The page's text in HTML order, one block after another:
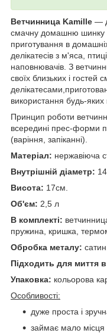
Ветчинница Kamille —
смачну домашню шинку
приготування в
делікатесів з м'яса,
наповнювачів. З
своїх близьких і гостей
використання будь-яких
Принцип роботи
всередині прес-форми
(варіння, запіканні).
Матеріал: нержавіюча
Внутрішній діаметр:
Висота: 17см.
Об'єм: 2,5 л
В комплекті:
пружина, кришка,
Обробка металу: сатин.
Підходить для миття
Упаковка: кольорова
Особливості:
дуже проста і
займає мало місця